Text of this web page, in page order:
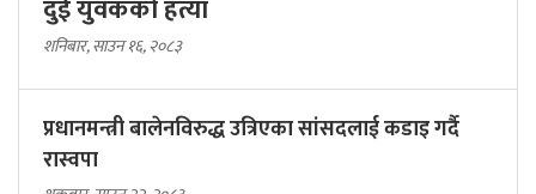
दुई युवकको हत्या
शनिबार, साउन १६, २०८३
प्रधानमन्त्री बालेनविरुद्ध उत्रिएका सांसदलाई कडाइ गर्दै
रास्वपा